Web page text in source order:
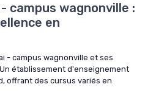
campus wagnonville :
en
- campus wagnonville et ses
établissement d'enseignement
offrant des cursus variés en